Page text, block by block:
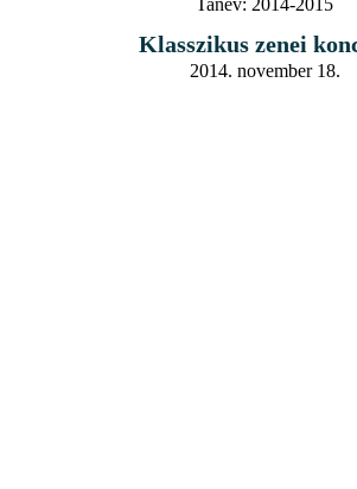
Klasszikus zenei
2014. november 18.